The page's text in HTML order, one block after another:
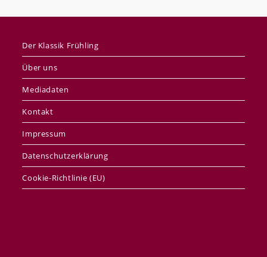
Der Klassik Frühling
Über uns
Mediadaten
Kontakt
Impressum
Datenschutzerklärung
Cookie-Richtlinie (EU)